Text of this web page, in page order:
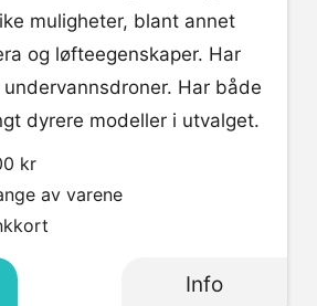
muligheter, blant annet
og løfteegenskaper. Har
Har både
dyrere modeller i utvalget.
kr
av varene
Info